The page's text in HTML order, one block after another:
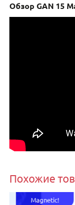
Обзор GAN 15
Похожие
Magnetic!